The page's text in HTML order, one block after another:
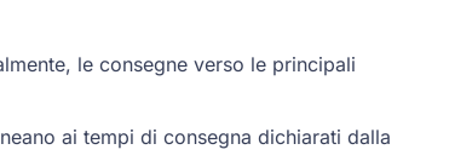
le consegne verso le principali
ai tempi di consegna dichiarati dalla